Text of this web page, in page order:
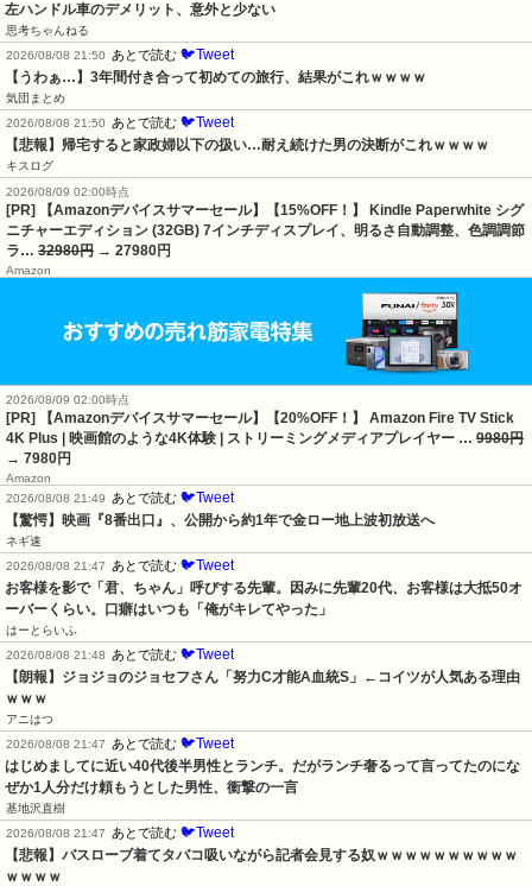
左ハンドル車のデメリット、意外と少ない
思考ちゃんねる
2026/08/08 21:50
あとで読む 🐦Tweet
【うわぁ…】3年間付き合って初めての旅行、結果がこれｗｗｗｗ
気団まとめ
2026/08/08 21:50
あとで読む 🐦Tweet
【悲報】帰宅すると家政婦以下の扱い…耐え続けた男の決断がこれｗｗｗｗ
キスログ
2026/08/09 02:00時点
[PR] 【Amazonデバイスサマーセール】【15%OFF！】 Kindle Paperwhite シグ
ニチャーエディション (32GB) 7インチディスプレイ、明るさ自動調整、色調調節
ラ… 32980円 → 27980円
Amazon
2026/08/09 02:00時点
[PR] 【Amazonデバイスサマーセール】【20%OFF！】 Amazon Fire TV Stick
4K Plus | 映画館のような4K体験 | ストリーミングメディアプレイヤー … 9980円
→ 7980円
Amazon
2026/08/08 21:49
あとで読む 🐦Tweet
【驚愕】映画『8番出口』、公開から約1年で金ロー地上波初放送へ
ネギ速
2026/08/08 21:47
あとで読む 🐦Tweet
お客様を影で「君、ちゃん」呼びする先輩。因みに先輩20代、お客様は大抵50オ
ーバーくらい。口癖はいつも「俺がキレてやった」
はーとらいふ
2026/08/08 21:48
あとで読む 🐦Tweet
【朗報】ジョジョのジョセフさん「努力C才能A血統S」←コイツが人気ある理由
ｗｗｗ
アニはつ
2026/08/08 21:47
あとで読む 🐦Tweet
はじめましてに近い40代後半男性とランチ。だがランチ奢るって言ってたのにな
ぜか1人分だけ頼もうとした男性、衝撃の一言
基地沢直樹
2026/08/08 21:47
あとで読む 🐦Tweet
【悲報】バスローブ着てタバコ吸いながら記者会見する奴ｗｗｗｗｗｗｗｗｗｗ
ｗｗｗｗ